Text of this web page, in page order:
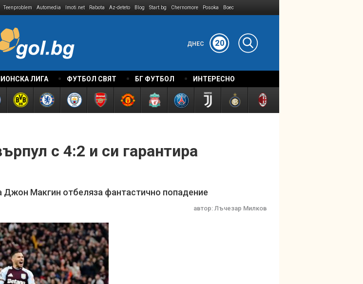
Teenproblem Automedia Imoti.net Rabota Az-deteto Blog Start.bg Chernomore Posoka Boec
ДНЕС 20
ЛИГА ФУТБОЛ СВЯТ БГ ФУТБОЛ ИНТЕРЕСНО
с 4:2 и си гарантира
Джон Макгин отбеляза фантастично попадение
автор: Лъчезар Милков